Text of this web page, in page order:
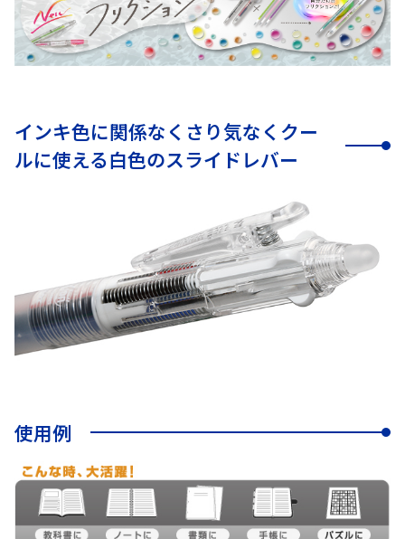
インキ色に関係なくさり気なくクー
ルに使える白色のスライドレバー
使用例